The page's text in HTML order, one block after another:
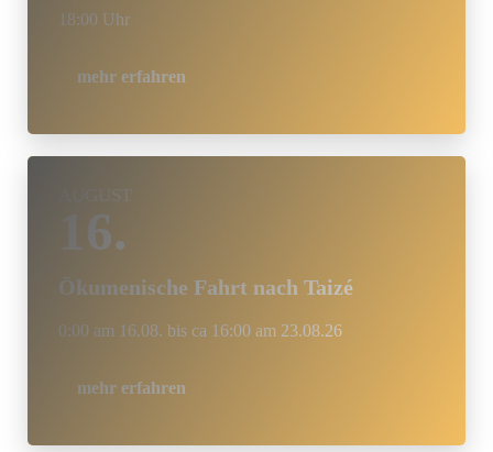
18:00 Uhr
mehr erfahren
AUGUST
16.
Ökumenische Fahrt nach Taizé
0:00 am 16.08. bis ca 16:00 am 23.08.26
mehr erfahren